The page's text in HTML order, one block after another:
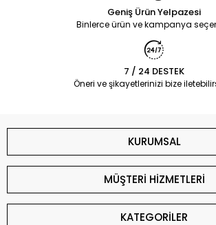
Geniş Ürün Yelpazesi
Binlerce ürün ve kampanya
7 / 24 DESTEK
Öneri ve şikayetlerinizi bize
KURUMSAL
MÜŞTERİ HİZMETLERİ
KATEGORİLER